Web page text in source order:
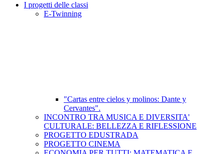
I progetti delle classi
E-Twinning
"Cartas entre cielos y molinos: Dante y
Cervantes".
INCONTRO TRA MUSICA E DIVERSITA'
CULTURALE: BELLEZZA E RIFLESSIONE
PROGETTO EDUSTRADA
PROGETTO CINEMA